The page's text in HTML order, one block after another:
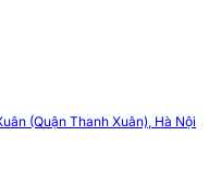
dự án và tư vấn
(Quận Thanh Xuân), Hà Nội